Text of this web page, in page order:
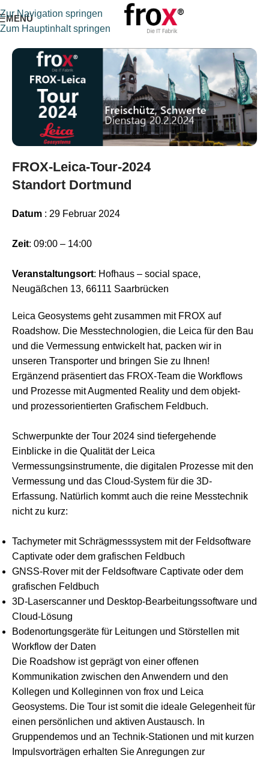
Zur Navigation springen
Zum Hauptinhalt springen
MENÜ
FROX-Leica-Tour-2024
Standort Dortmund
Datum : 29 Februar 2024
Zeit: 09:00 – 14:00
Veranstaltungsort: Hofhaus – social space,
Neugäßchen 13, 66111 Saarbrücken
Leica Geosystems geht zusammen mit FROX auf
Roadshow. Die Messtechnologien, die Leica für den Bau
und die Vermessung entwickelt hat, packen wir in
unseren Transporter und bringen Sie zu Ihnen!
Ergänzend präsentiert das FROX-Team die Workflows
und Prozesse mit Augmented Reality und dem objekt-
und prozessorientierten Grafischem Feldbuch.
Schwerpunkte der Tour 2024 sind tiefergehende
Einblicke in die Qualität der Leica
Vermessungsinstrumente, die digitalen Prozesse mit den
Vermessung und das Cloud-System für die 3D-
Erfassung. Natürlich kommt auch die reine Messtechnik
nicht zu kurz:
Tachymeter mit Schrägmesssystem mit der Feldsoftware
Captivate oder dem grafischen Feldbuch
GNSS-Rover mit der Feldsoftware Captivate oder dem
grafischen Feldbuch
3D-Laserscanner und Desktop-Bearbeitungssoftware und
Cloud-Lösung
Bodenortungsgeräte für Leitungen und Störstellen mit
Workflow der Daten
Die Roadshow ist geprägt von einer offenen
Kommunikation zwischen den Anwendern und den
Kollegen und Kolleginnen von frox und Leica
Geosystems. Die Tour ist somit die ideale Gelegenheit für
einen persönlichen und aktiven Austausch. In
Gruppendemos und an Technik-Stationen und mit kurzen
Impulsvorträgen erhalten Sie Anregungen zur